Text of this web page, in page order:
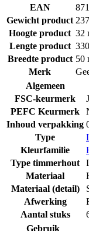
EAN
Gewicht product
Hoogte product 32
Lengte product
Breedte product 50
Merk
Algemeen
FSC-keurmerk
PEFC Keurmerk
Inhoud verpakking
Type
Kleurfamilie
Type timmerhout
Materiaal
Materiaal (detail)
Afwerking
Aantal stuks
Gebruik